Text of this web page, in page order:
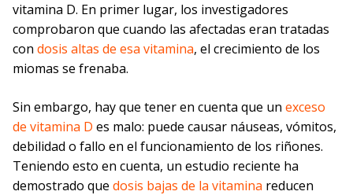
vitamina D. En primer lugar, los investigadores
comprobaron que cuando las afectadas eran tratadas
con dosis altas de esa vitamina, el crecimiento de los
miomas se frenaba.
Sin embargo, hay que tener en cuenta que un exceso
de vitamina D es malo: puede causar náuseas, vómitos,
debilidad o fallo en el funcionamiento de los riñones.
Teniendo esto en cuenta, un estudio reciente ha
demostrado que dosis bajas de la vitamina reducen